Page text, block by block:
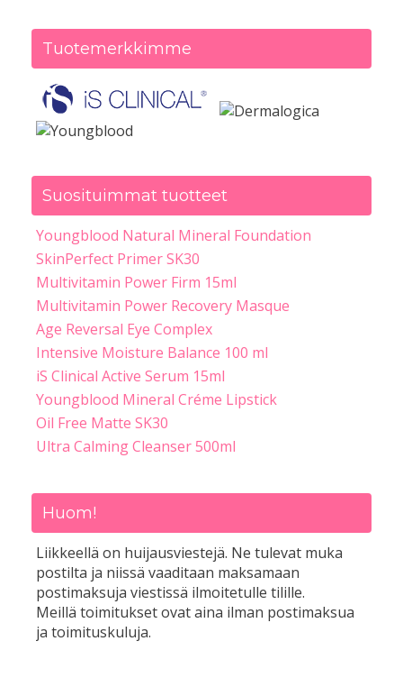
Tuotemerkkimme
Suosituimmat tuotteet
Youngblood Natural Mineral Foundation
SkinPerfect Primer SK30
Multivitamin Power Firm 15ml
Multivitamin Power Recovery Masque
Age Reversal Eye Complex
Intensive Moisture Balance 100 ml
iS Clinical Active Serum 15ml
Youngblood Mineral Créme Lipstick
Oil Free Matte SK30
Ultra Calming Cleanser 500ml
Huom!
Liikkeellä on huijausviestejä. Ne tulevat muka
postilta ja niissä vaaditaan maksamaan
postimaksuja viestissä ilmoitetulle tilille.
Meillä toimitukset ovat aina ilman postimaksua
ja toimituskuluja.